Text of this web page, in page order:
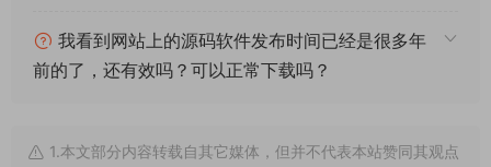
我看到网站上的源码软件发布时间已经是很多年
前的了，还有效吗？可以正常下载吗？
1.本文部分内容转载自其它媒体，但并不代表本站赞同其观点